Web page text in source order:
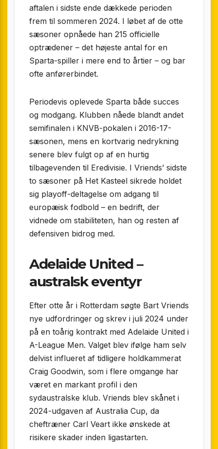
aftalen i sidste ende dækkede perioden
frem til sommeren 2024. I løbet af de otte
sæsoner opnåede han 215 officielle
optrædener – det højeste antal for en
Sparta-spiller i mere end to årtier – og bar
ofte anførerbindet.
Periodevis oplevede Sparta både succes
og modgang. Klubben nåede blandt andet
semifinalen i KNVB-pokalen i 2016-17-
sæsonen, mens en kortvarig nedrykning
senere blev fulgt op af en hurtig
tilbagevenden til Eredivisie. I Vriends’ sidste
to sæsoner på Het Kasteel sikrede holdet
sig playoff-deltagelse om adgang til
europæisk fodbold – en bedrift, der
vidnede om stabiliteten, han og resten af
defensiven bidrog med.
Adelaide United –
australsk eventyr
Efter otte år i Rotterdam søgte Bart Vriends
nye udfordringer og skrev i juli 2024 under
på en toårig kontrakt med Adelaide United i
A-League Men. Valget blev ifølge ham selv
delvist influeret af tidligere holdkammerat
Craig Goodwin, som i flere omgange har
været en markant profil i den
sydaustralske klub. Vriends blev skånet i
2024-udgaven af Australia Cup, da
cheftræner Carl Veart ikke ønskede at
risikere skader inden liga­starten.